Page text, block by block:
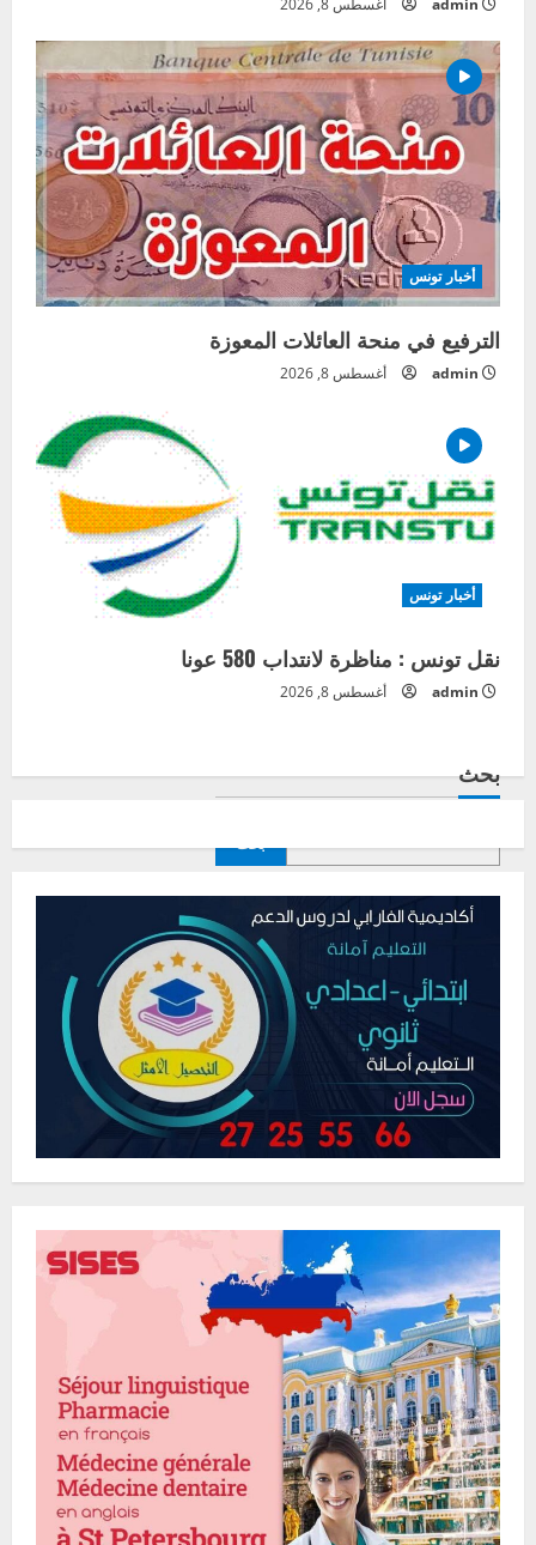
admin أغسطس 8, 2026
أخبار تونس
الترفيع في منحة العائلات المعوزة
admin أغسطس 8, 2026
أخبار تونس
نقل تونس : مناظرة لانتداب 580 عونا
admin أغسطس 8, 2026
بحث
بحث